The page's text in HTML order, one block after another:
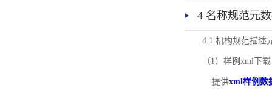
4 名称规范元
4.1 机构规范描述
（1）样例xml下载
提供xml样例数